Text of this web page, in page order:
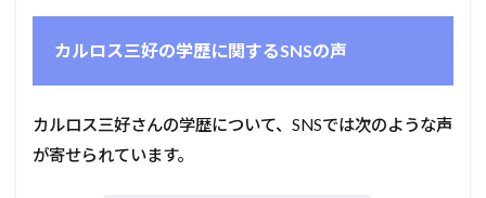
カルロス三好の学歴に関するSNSの声
カルロス三好さんの学歴について、SNSでは次のような声
が寄せられています。